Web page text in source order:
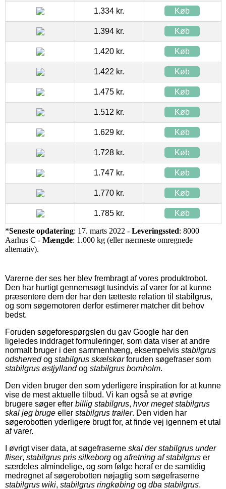
1.334 kr. Køb
1.394 kr. Køb
1.420 kr. Køb
1.422 kr. Køb
1.475 kr. Køb
1.512 kr. Køb
1.629 kr. Køb
1.728 kr. Køb
1.747 kr. Køb
1.770 kr. Køb
1.785 kr. Køb
*Seneste opdatering: 17. marts 2022 - Leveringssted: 8000
Aarhus C - Mængde: 1.000 kg (eller nærmeste omregnede
alternativ).
Varerne der ses her blev frembragt af vores produktrobot.
Den har hurtigt gennemsøgt tusindvis af varer for at kunne
præsentere dem der har den tætteste relation til stabilgrus,
og som søgemotoren derfor estimerer matcher dit behov
bedst.
Foruden søgeforespørgslen du gav Google har den
ligeledes inddraget formuleringer, som data viser at andre
normalt bruger i den sammenhæng, eksempelvis stabilgrus
odsherredog stabilgrus skælskørforuden søgefraser som
stabilgrus østjyllandog stabilgrus bornholm.
Den viden bruger den som yderligere inspiration for at kunne
vise de mest aktuelle tilbud. Vi kan også se at øvrige
brugere søger efter billig stabilgrus, hvor meget stabilgrus
skal jeg bruge eller stabilgrus trailer. Den viden har
søgerobotten yderligere brugt for, at finde vej igennem et utal
af varer.
I øvrigt viser data, at søgefraserne skal der stabilgrus under
fliser, stabilgrus pris silkeborg og afretning af stabilgrus er
særdeles almindelige, og som følge heraf er de samtidig
medregnet af søgerobotten nøjagtig som søgefraserne
stabilgrus wiki, stabilgrus ringkøbing og dba stabilgrus.